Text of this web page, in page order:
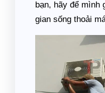
bạn, hãy để mình
gian sống thoải